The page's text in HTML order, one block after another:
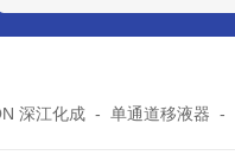
深江化成 -单通道移液器 -